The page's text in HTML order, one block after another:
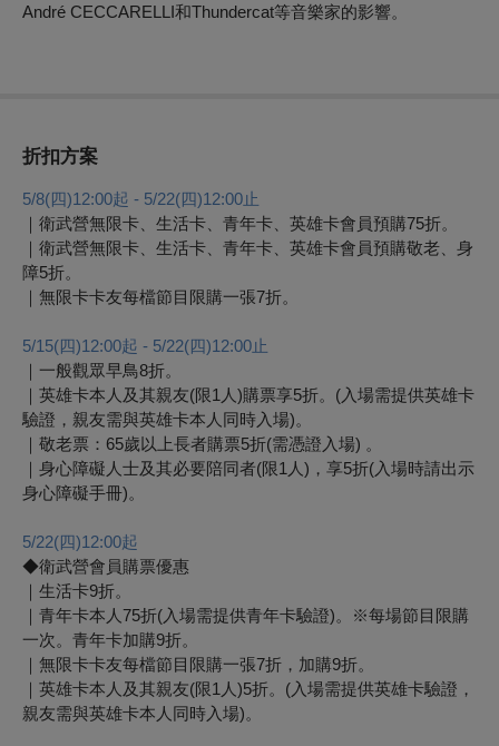
André CECCARELLI和Thundercat等音樂家的影響。
折扣方案
5/8(四)12:00起 - 5/22(四)12:00止
｜衛武營無限卡、生活卡、青年卡、英雄卡會員預購75折。
｜衛武營無限卡、生活卡、青年卡、英雄卡會員預購敬老、身
障5折。
｜無限卡卡友每檔節目限購一張7折。
5/15(四)12:00起 - 5/22(四)12:00止
｜一般觀眾早鳥8折。
｜英雄卡本人及其親友(限1人)購票享5折。(入場需提供英雄卡
驗證，親友需與英雄卡本人同時入場)。
｜敬老票：65歲以上長者購票5折(需憑證入場) 。
｜身心障礙人士及其必要陪同者(限1人)，享5折(入場時請出示
身心障礙手冊)。
5/22(四)12:00起
◆衛武營會員購票優惠
｜生活卡9折。
｜青年卡本人75折(入場需提供青年卡驗證)。※每場節目限購
一次。青年卡加購9折。
｜無限卡卡友每檔節目限購一張7折，加購9折。
｜英雄卡本人及其親友(限1人)5折。(入場需提供英雄卡驗證，
親友需與英雄卡本人同時入場)。